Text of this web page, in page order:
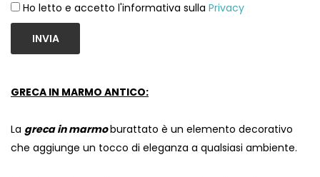
Ho letto e accetto l'informativa sulla Privacy
INVIA
GRECA IN MARMO ANTICO:
La greca in marmoburattato è un elemento decorativo
che aggiunge un tocco di eleganza a qualsiasi ambiente.